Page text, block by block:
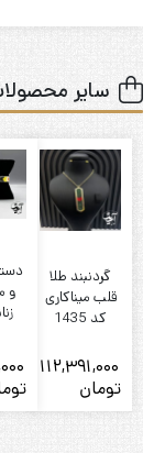
سایر
گردنبند طلا
قلب میناکاری
کد 1435
گالری)
112,391,000
تومان
و